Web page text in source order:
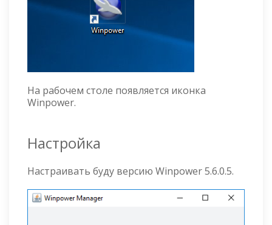
На рабочем столе появляется иконка
Winpower.
Настройка
Настраивать буду версию Winpower 5.6.0.5.